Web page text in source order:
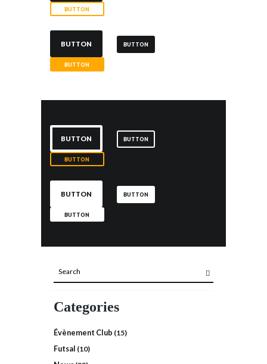
BUTTON
BUTTON BUTTON
BUTTON
BUTTON BUTTON
BUTTON
BUTTON BUTTON
BUTTON
Categories
Évènement Club (15)
Futsal (10)